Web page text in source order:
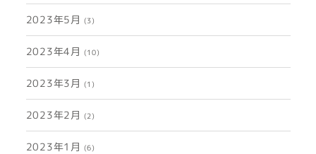
2023年5月 (3)
2023年4月 (10)
2023年3月 (1)
2023年2月 (2)
2023年1月 (6)